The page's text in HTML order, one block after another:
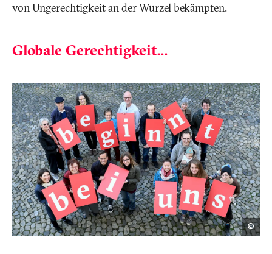
von Ungerechtigkeit an der Wurzel bekämpfen.
Globale Gerechtigkeit...
©